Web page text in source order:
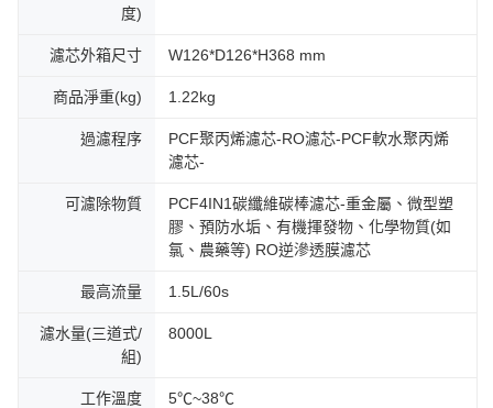
度)
濾芯外箱尺寸 W126*D126*H368 mm
商品淨重(kg) 1.22kg
過濾程序
PCF聚丙烯濾芯-RO濾芯-PCF軟水聚丙烯
濾芯-
可濾除物質
PCF4IN1碳纖維碳棒濾芯-重金屬、微型塑
膠、預防水垢、有機揮發物、化學物質(如
氯、農藥等) RO逆滲透膜濾芯
最高流量 1.5L/60s
濾水量(三道式/
組)
8000L
工作溫度 5℃~38℃